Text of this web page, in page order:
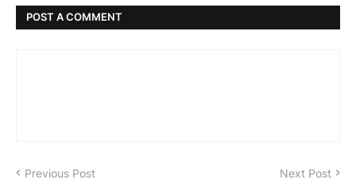
POST A COMMENT
Previous Post Next Post